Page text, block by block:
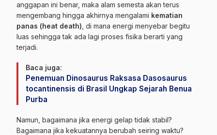
anggapan ini benar, maka alam semesta akan terus
mengembang hingga akhirnya mengalami kematian
panas (heat death) , di mana energi menyebar begitu
luas sehingga tak ada lagi proses fisika berarti yang
terjadi.
Baca juga:
Penemuan Dinosaurus Raksasa Dasosaurus
tocantinensis di Brasil Ungkap Sejarah Benua
Purba
Namun, bagaimana jika energi gelap tidak stabil?
Bagaimana jika kekuatannya berubah seiring waktu?